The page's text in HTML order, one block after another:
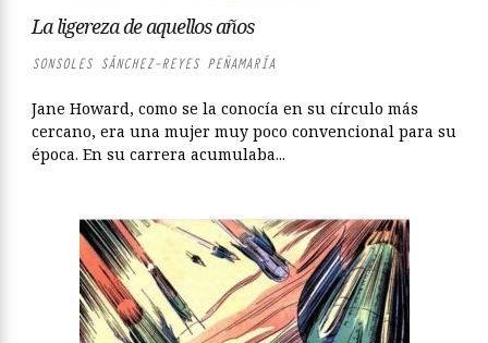
La ligereza de aquellos años
SONSOLES SÁNCHEZ-REYES PEÑAMARÍA
Jane Howard, como se la conocía en su círculo más
cercano, era una mujer muy poco convencional para su
época. En su carrera acumulaba...